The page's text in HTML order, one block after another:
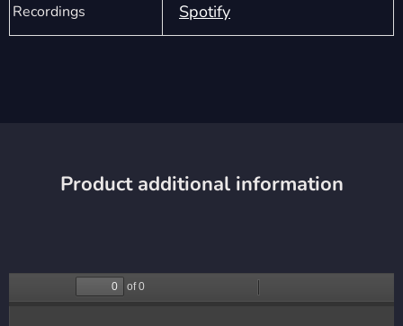
Recordings Spotify
Product additional information